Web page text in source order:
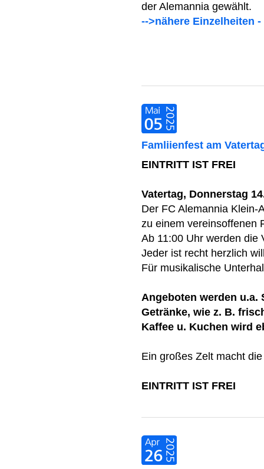
der Alemannia gewählt.
-->nähere Einzelheiten -
Famliienfest am
EINTRITT IST FREI
Vatertag, Donnerstag
Der FC Alemannia Klein-
zu einem vereinsoffenen
Ab 11:00 Uhr werden die
Jeder ist recht herzlich
Für musikalische
Angeboten werden u.a.
Getränke, wie z. B.
Kaffee u. Kuchen wird
Ein großes Zelt macht
EINTRITT IST FREI